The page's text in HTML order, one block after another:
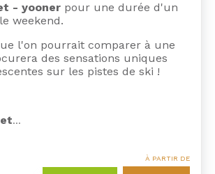
- yooner pour une durée d'un
weekend.
l'on pourrait comparer à une
des sensations uniques
sur les pistes de ski !
…
À PARTIR DE